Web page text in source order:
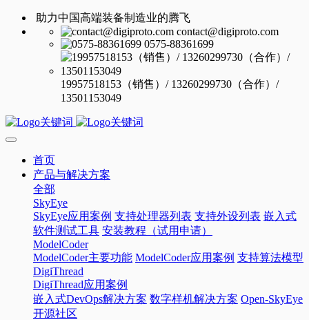
助力中国高端装备制造业的腾飞
contact@digiproto.com
0575-88361699
19957518153（销售）/ 13260299730（合作）/
13501153049
首页
产品与解决方案
全部
SkyEye
SkyEye应用案例 支持处理器列表 支持外设列表 嵌入式
软件测试工具 安装教程（试用申请）
ModelCoder
ModelCoder主要功能 ModelCoder应用案例 支持算法模型
DigiThread
DigiThread应用案例
嵌入式DevOps解决方案 数字样机解决方案 Open-SkyEye
开源社区